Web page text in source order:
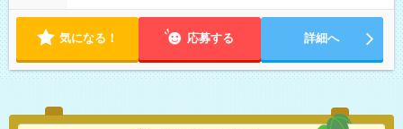
気になる！ 応募する 詳細へ